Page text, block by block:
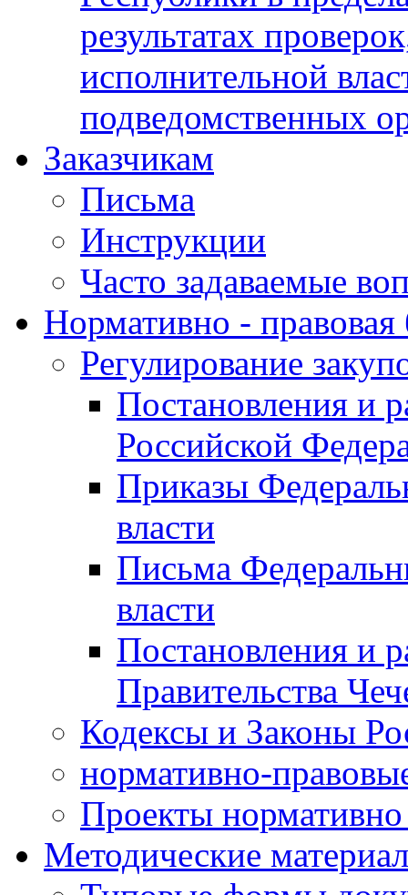
результатах
исполнительной
подведомственных
Заказчикам
Письма
Инструкции
Часто задаваемые
Нормативно - правовая
Регулирование
Постановления и
Российской
Приказы
власти
Письма
власти
Постановления и
Правительства
Кодексы и Законы
нормативно-
Проекты
Методические